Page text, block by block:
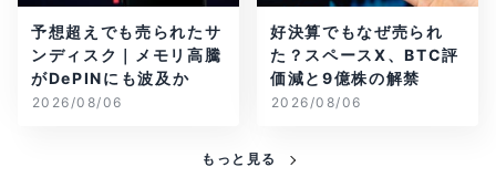
予想超えでも売られたサ
ンディスク｜メモリ高騰
がDePINにも波及か
2026/08/06
好決算でもなぜ売られ
た？スペースX、BTC評
価減と9億株の解禁
2026/08/06
もっと見る